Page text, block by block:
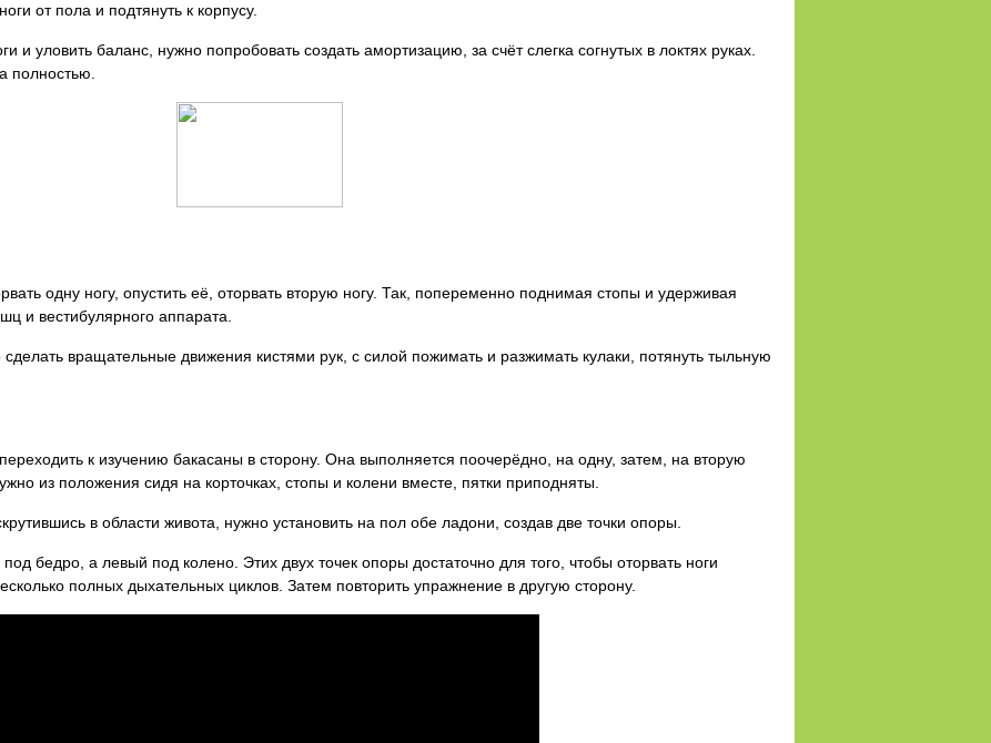
от пола и подтянуть к корпусу.
и уловить баланс, нужно попробовать создать амортизацию, за счёт слегка согнутых в локтях руках.
полностью.
одну ногу, опустить её, оторвать вторую ногу. Так, попеременно поднимая стопы и удерживая
и вестибулярного аппарата.
вращательные движения кистями рук, с силой пожимать и разжимать кулаки, потянуть тыльную
к изучению бакасаны в сторону. Она выполняется поочерёдно, на одну, затем, на вторую
из положения сидя на корточках, стопы и колени вместе, пятки приподняты.
в области живота, нужно установить на пол обе ладони, создав две точки опоры.
бедро, а левый под колено. Этих двух точек опоры достаточно для того, чтобы оторвать ноги
полных дыхательных циклов. Затем повторить упражнение в другую сторону.